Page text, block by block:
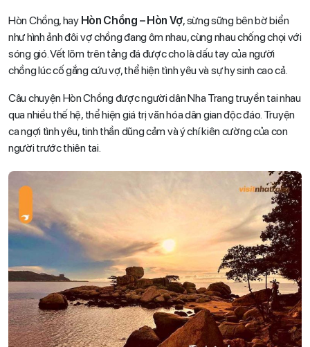
Hòn Chồng, hay Hòn Chồng – Hòn Vợ, sừng sững bên bờ biển
như hình ảnh đôi vợ chồng đang ôm nhau, cùng nhau chống chọi với
sóng gió. Vết lõm trên tảng đá được cho là dấu tay của người
chồng lúc cố gắng cứu vợ, thể hiện tình yêu và sự hy sinh cao cả.
Câu chuyện Hòn Chồng được người dân Nha Trang truyền tai nhau
qua nhiều thế hệ, thể hiện giá trị văn hóa dân gian độc đáo. Truyện
ca ngợi tình yêu, tinh thần dũng cảm và ý chí kiên cường của con
người trước thiên tai.